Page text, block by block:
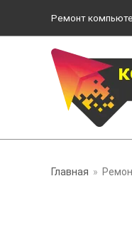
содержимому
Ремонт
Главная